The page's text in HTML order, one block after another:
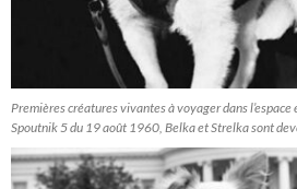
Premières créatures vivantes à voyager dans
Spoutnik 5 du 19 août 1960, Belka et Strelka sont